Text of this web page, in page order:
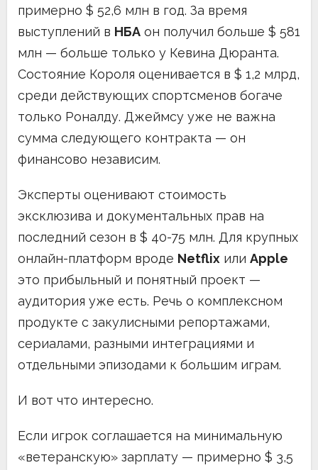
примерно $ 52,6 млн в год. За время
выступлений в НБА он получил больше $ 581
млн — больше только у Кевина Дюранта.
Состояние Короля оценивается в $ 1,2 млрд,
среди действующих спортсменов богаче
только Роналду. Джеймсу уже не важна
сумма следующего контракта — он
финансово независим.
Эксперты оценивают стоимость
эксклюзива и документальных прав на
последний сезон в $ 40-75 млн. Для крупных
онлайн-платформ вроде Netflix или Apple
это прибыльный и понятный проект —
аудитория уже есть. Речь о комплексном
продукте с закулисными репортажами,
сериалами, разными интеграциями и
отдельными эпизодами к большим играм.
И вот что интересно.
Если игрок соглашается на минимальную
«ветеранскую» зарплату — примерно $ 3,5